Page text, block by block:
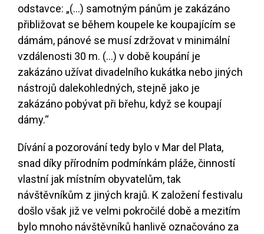
odstavce: „(...) samotným pánům je zakázáno
přibližovat se během koupele ke koupajícím se
dámám, pánové se musí zdržovat v minimální
vzdálenosti 30 m. (…) v době koupání je
zakázáno užívat divadelního kukátka nebo jiných
nástrojů dalekohledných, stejně jako je
zakázáno pobývat při břehu, když se koupají
dámy.“
Dívání a pozorování tedy bylo v Mar del Plata,
snad díky přírodním podmínkám pláže, činností
vlastní jak místním obyvatelům, tak
návštěvníkům z jiných krajů. K založení festivalu
došlo však již ve velmi pokročilé době a mezitím
bylo mnoho návštěvníků hanlivě označováno za